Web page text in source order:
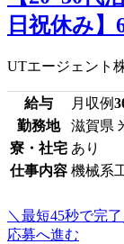
日祝休み
UTエージェント
給与 月収例
勤務地
滋賀県
寮・社宅 あり
仕事内容 機械系
＼最短45秒で完了
応募へ進む